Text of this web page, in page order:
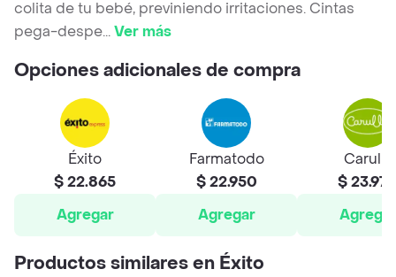
colita de tu bebé, previniendo irritaciones. Cintas
pega-despe...Ver más
Opciones adicionales de compra
Éxito
$ 22.865
Agregar
Farmatodo
$ 22.950
Agregar
Carulla
$
Agregar
Productos similares en Éxito